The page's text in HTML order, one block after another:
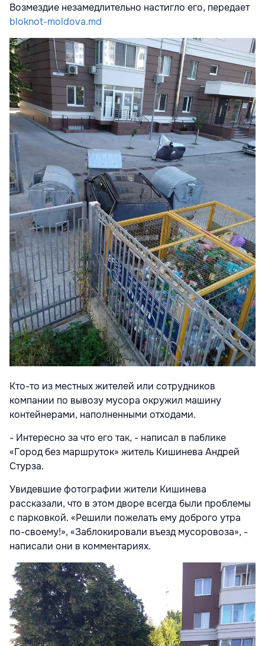
Возмездие незамедлительно настигло его, передает
bloknot-moldova.md
Кто-то из местных жителей или сотрудников
компании по вывозу мусора окружил машину
контейнерами, наполненными отходами.
- Интересно за что его так, - написал в паблике
«Город без маршруток» житель Кишинева Андрей
Стурза.
Увидевшие фотографии жители Кишинева
рассказали, что в этом дворе всегда были проблемы
с парковкой. «Решили пожелать ему доброго утра
по-своему!», «Заблокировали въезд мусоровоза», -
написали они в комментариях.